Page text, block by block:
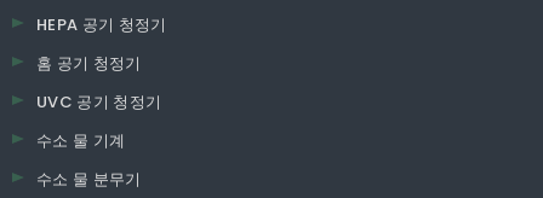
HEPA 공기 청정기
홈 공기 청정기
UVC 공기 청정기
수소 물 기계
수소 물 분무기